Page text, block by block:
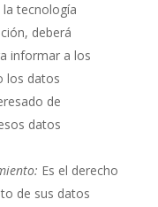
tecnología
deberá
informar a los
los datos
de
datos
Es el derecho
de sus datos